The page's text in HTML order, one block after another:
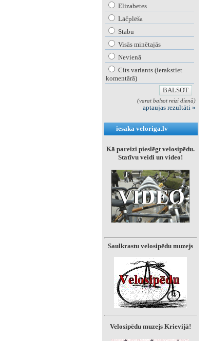
Elizabetes
Lāčplēša
Stabu
Visās minētajās
Nevienā
Cits variants (ierakstiet
komentārā)
(varat balsot reizi dienā)
aptaujas rezultāti »
iesaka veloriga.lv
Kā pareizi pieslēgt velosipēdu.
Statīvu veidi un video!
Saulkrastu velosipēdu muzejs
Velosipēdu muzejs Krievijā!